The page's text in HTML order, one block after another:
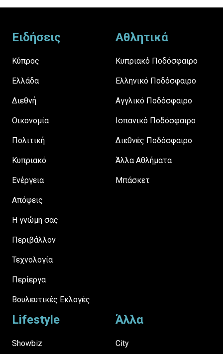
Ειδήσεις
Κύπρος
Ελλάδα
Διεθνή
Οικονομία
Πολιτική
Κυπριακό
Ενέργεια
Απόψεις
H γνώμη σας
Περιβάλλον
Τεχνολογία
Περίεργα
Βουλευτικές Εκλογές
Αθλητικά
Κυπριακό Ποδόσφαιρο
Ελληνικό Ποδόσφαιρο
Αγγλικό Ποδόσφαιρο
Ισπανικό Ποδόσφαιρο
Διεθνές Ποδόσφαιρο
Άλλα Αθλήματα
Μπάσκετ
Lifestyle
Showbiz
Άλλα
City